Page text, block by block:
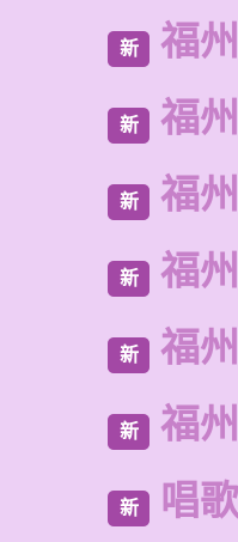
新 福
新 福
新 福
新 福
新 福
新 福
新 唱